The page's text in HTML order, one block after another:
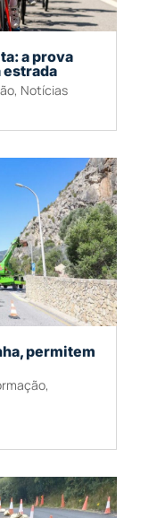
a prova
estrada
, Notícias
permitem
,